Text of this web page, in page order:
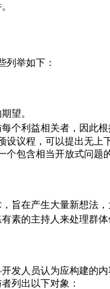
列举如下：
望。
每个利益相关者，因此
设议程，可以提出无上
个包含相当开放式问题
旨在产生大量新想法，
有素的主持人来处理群
人员认为应构建的内
列出以下对象：